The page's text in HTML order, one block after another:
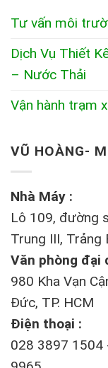
Tư vấn môi
Dịch Vụ Thiết
– Nước Thải
Vận hành trạm
VŨ HOÀNG-
Nhà Máy :
Lô 109, đường
Trung III, Trảng
Văn phòng đại
980 Kha Vạn
Đức, TP. HCM
Điện thoại :
028 3897 1504